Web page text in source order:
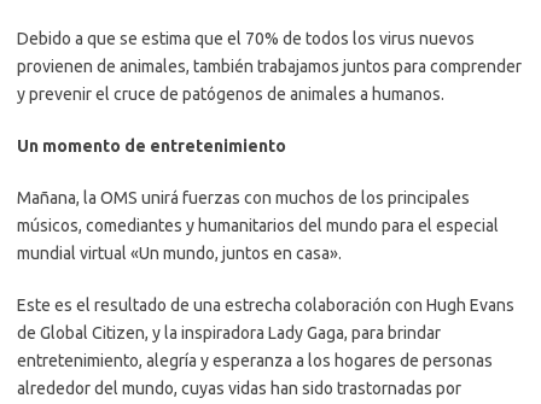
Debido a que se estima que el 70% de todos los virus nuevos
provienen de animales, también trabajamos juntos para comprender
y prevenir el cruce de patógenos de animales a humanos.
Un momento de entretenimiento
Mañana, la OMS unirá fuerzas con muchos de los principales
músicos, comediantes y humanitarios del mundo para el especial
mundial virtual «Un mundo, juntos en casa».
Este es el resultado de una estrecha colaboración con Hugh Evans
de Global Citizen, y la inspiradora Lady Gaga, para brindar
entretenimiento, alegría y esperanza a los hogares de personas
alrededor del mundo, cuyas vidas han sido trastornadas por